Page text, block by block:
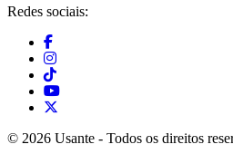
Redes sociais:
© 2026 Usante - Todos os direitos